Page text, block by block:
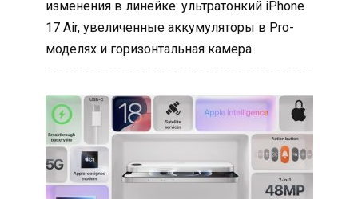
изменения в линейке: ультратонкий iPhone
17 Air, увеличенные аккумуляторы в Pro-
моделях и горизонтальная камера.